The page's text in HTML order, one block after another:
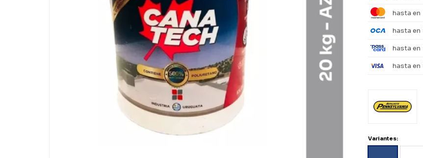
hasta en
hasta en
hasta en
hasta en
Variantes: